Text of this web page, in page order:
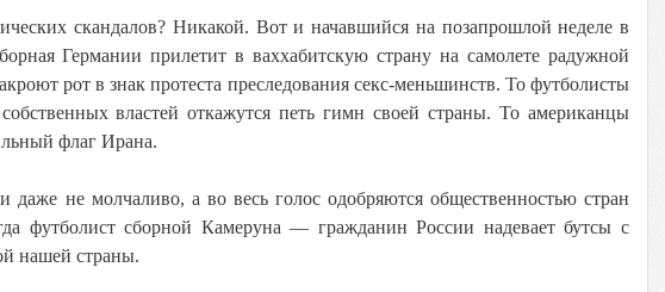
скандалов? Никакой. Вот и начавшийся на позапрошлой неделе в
Германии прилетит в ваххабитскую страну на самолете радужной
рот в знак протеста преследования секс-меньшинств. То футболисты
властей откажутся петь гимн своей страны. То американцы
флаг Ирана.
не молчаливо, а во весь голос одобряются общественностью стран
футболист сборной Камеруна — гражданин России надевает бутсы с
нашей страны.